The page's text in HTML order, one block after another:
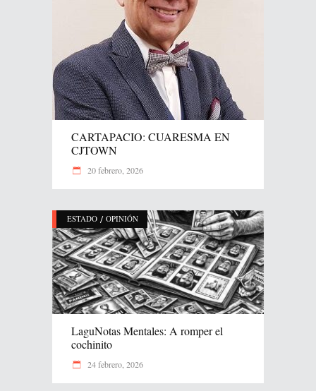
CARTAPACIO: CUARESMA EN
CJTOWN
20 febrero, 2026
ESTADO / OPINIÓN
LaguNotas Mentales: A romper el
cochinito
24 febrero, 2026